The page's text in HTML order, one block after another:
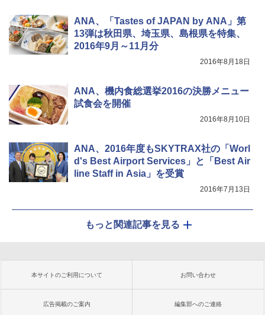
ANA、「Tastes of JAPAN by ANA」第
13弾は秋田県、埼玉県、島根県を特集、
2016年9月～11月分
2016年8月18日
ANA、機内食総選挙2016の決勝メニュー
試食会を開催
2016年8月10日
ANA、2016年度もSKYTRAX社の「Worl
d's Best Airport Services」と「Best Air
line Staff in Asia」を受賞
2016年7月13日
もっと関連記事を見る
本サイトのご利用について お問い合わせ
広告掲載のご案内 編集部へのご連絡